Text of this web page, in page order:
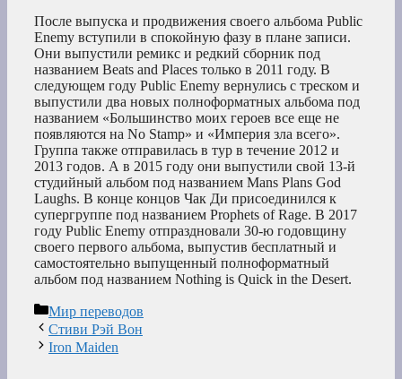
После выпуска и продвижения своего альбома Public
Enemy вступили в спокойную фазу в плане записи.
Они выпустили ремикс и редкий сборник под
названием Beats and Places только в 2011 году. В
следующем году Public Enemy вернулись с треском и
выпустили два новых полноформатных альбома под
названием «Большинство моих героев все еще не
появляются на No Stamp» и «Империя зла всего».
Группа также отправилась в тур в течение 2012 и
2013 годов. А в 2015 году они выпустили свой 13-й
студийный альбом под названием Mans Plans God
Laughs. В конце концов Чак Ди присоединился к
супергруппе под названием Prophets of Rage. В 2017
году Public Enemy отпраздновали 30-ю годовщину
своего первого альбома, выпустив бесплатный и
самостоятельно выпущенный полноформатный
альбом под названием Nothing is Quick in the Desert.
Рубрики
Мир переводов
Стиви Рэй Вон
Iron Maiden